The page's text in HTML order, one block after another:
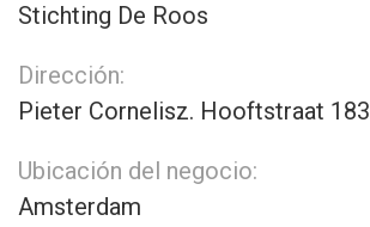
Stichting De Roos
Dirección:
Pieter Cornelisz. Hooftstraat 183
Ubicación del negocio:
Amsterdam